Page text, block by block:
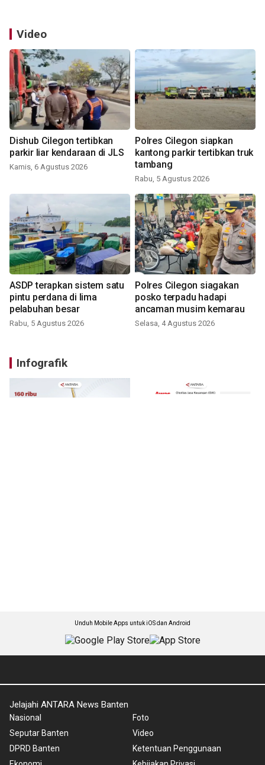
Video
Dishub Cilegon tertibkan
parkir liar kendaraan di JLS
Kamis, 6 Agustus 2026
Polres Cilegon siapkan
kantong parkir tertibkan truk
tambang
Rabu, 5 Agustus 2026
ASDP terapkan sistem satu
pintu perdana di lima
pelabuhan besar
Rabu, 5 Agustus 2026
Polres Cilegon siagakan
posko terpadu hadapi
ancaman musim kemarau
Selasa, 4 Agustus 2026
Infografik
Unduh Mobile Apps untuk iOS dan Android
Jelajahi ANTARA News Banten
Nasional
Seputar Banten
DPRD Banten
Foto
Video
Ketentuan Penggunaan